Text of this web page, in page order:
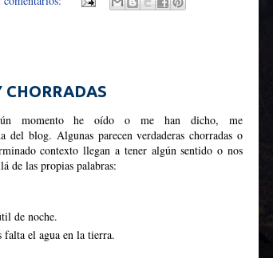
momento he oído o me han dicho, me
del blog. Algunas parecen verdaderas chorradas o
contexto llegan a tener algún sentido o nos
de las propias palabras:
de noche.
falta el agua en la tierra.